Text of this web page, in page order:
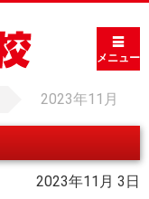
メニュー
2023年11月
2023年11月 3日